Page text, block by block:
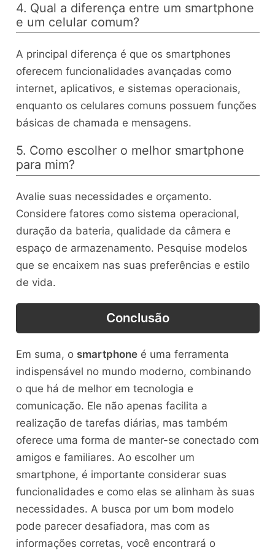
4. Qual a diferença entre um smartphone
e um celular comum?
A principal diferença é que os smartphones
oferecem funcionalidades avançadas como
internet, aplicativos, e sistemas operacionais,
enquanto os celulares comuns possuem funções
básicas de chamada e mensagens.
5. Como escolher o melhor smartphone
para mim?
Avalie suas necessidades e orçamento.
Considere fatores como sistema operacional,
duração da bateria, qualidade da câmera e
espaço de armazenamento. Pesquise modelos
que se encaixem nas suas preferências e estilo
de vida.
Conclusão
Em suma, o smartphoneé uma ferramenta
indispensável no mundo moderno, combinando
o que há de melhor em tecnologia e
comunicação. Ele não apenas facilita a
realização de tarefas diárias, mas também
oferece uma forma de manter-se conectado com
amigos e familiares. Ao escolher um
smartphone, é importante considerar suas
funcionalidades e como elas se alinham às suas
necessidades. A busca por um bom modelo
pode parecer desafiadora, mas com as
informações corretas, você encontrará o